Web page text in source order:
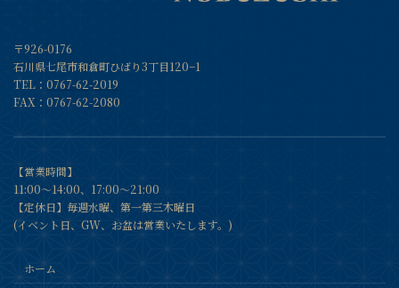
〒926-0176
石川県七尾市和倉町ひばり3丁目120−1
TEL： 0767-62-2019
FAX：0767-62-2080
【営業時間】
11:00～14:00、17:00〜21:00
【定休日】毎週水曜、第一第三木曜日
(イベント日、GW、お盆は営業いたします。)
ホーム